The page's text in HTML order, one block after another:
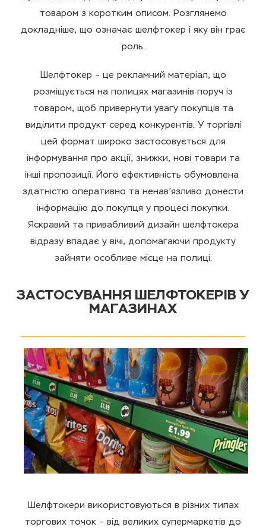
товаром з коротким описом. Розглянемо
докладніше, що означає шелфтокер і яку він грає
роль.
Шелфтокер – це рекламний матеріал, що
розміщується на полицях магазинів поруч із
товаром, щоб привернути увагу покупців та
виділити продукт серед конкурентів. У торгівлі
цей формат широко застосовується для
інформування про акції, знижки, нові товари та
інші пропозиції. Його ефективність обумовлена ​​
здатністю оперативно та ненав’язливо донести
інформацію до покупця у процесі покупки.
Яскравий та привабливий дизайн шелфтокера
відразу впадає у вічі, допомагаючи продукту
зайняти особливе місце на полиці.
ЗАСТОСУВАННЯ ШЕЛФТОКЕРІВ У
МАГАЗИНАХ
Шелфтокери використовуються в різних типах
торгових точок – від великих супермаркетів до